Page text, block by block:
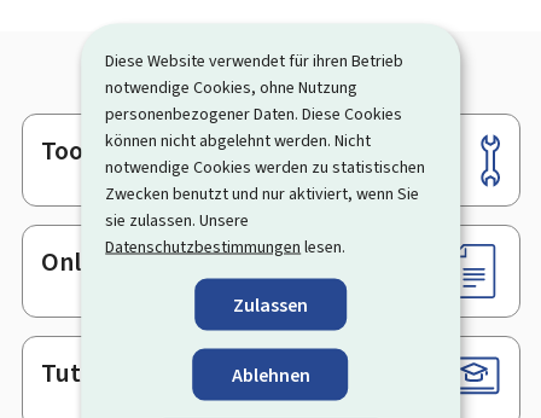
Diese Website verwendet für ihren Betrieb
notwendige Cookies, ohne Nutzung
personenbezogener Daten. Diese Cookies
können nicht abgelehnt werden. Nicht
notwendige Cookies werden zu statistischen
Zwecken benutzt und nur aktiviert, wenn Sie
sie zulassen. Unsere
Datenschutzbestimmungen lesen.
Zulassen
Ablehnen
Footer
Tools
Online-Dienste & Formulare
Tutorials